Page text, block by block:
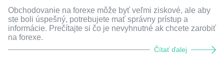
Obchodovanie na forexe môže byť veľmi ziskové, ale aby
ste boli úspešný, potrebujete mať správny prístup a
informácie. Prečítajte si čo je nevyhnutné ak chcete zarobiť
na forexe.
Čítať ďalej